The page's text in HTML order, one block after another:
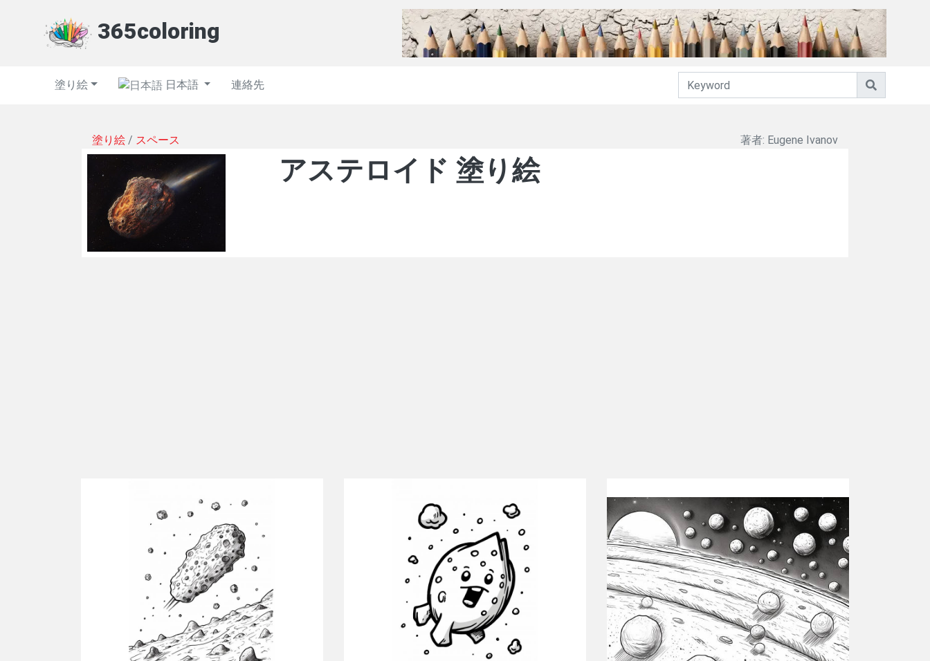
365coloring
塗り絵 日本語 連絡先
塗り絵 / スペース 著者: Eugene Ivanov
アステロイド 塗り絵